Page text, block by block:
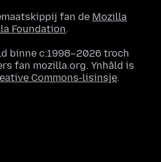
fan de Mozilla
Foundation.
binne c.1998–2026 troch
fan mozilla.org. Ynhâld is
Commons-lisinsje.